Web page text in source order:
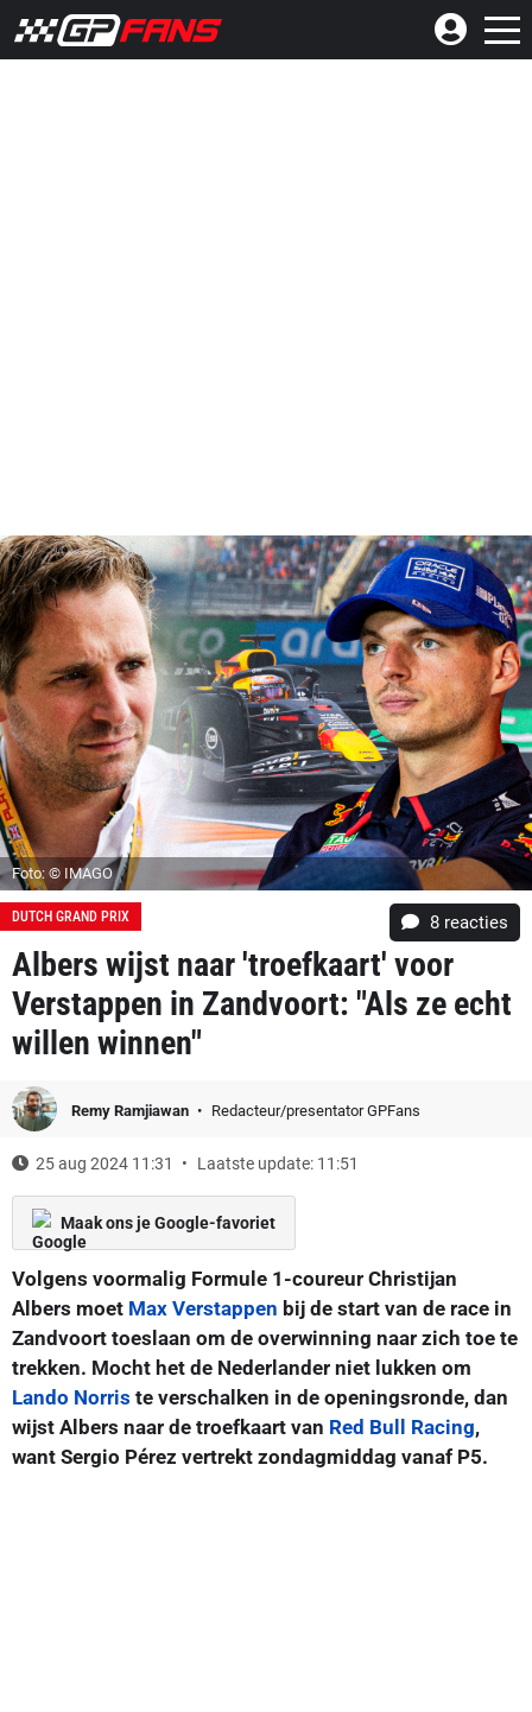
Foto: © IMAGO
DUTCH GRAND PRIX 8 reacties
Albers wijst naar 'troefkaart' voor
Verstappen in Zandvoort: "Als ze echt
willen winnen"
Remy Ramjiawan Redacteur/presentator GPFans
25 aug 2024 11:31 Laatste update: 11:51
Maak ons je Google-favoriet
Volgens voormalig Formule 1-coureur Christijan
Albers moet Max Verstappen bij de start van de race in
Zandvoort toeslaan om de overwinning naar zich toe te
trekken. Mocht het de Nederlander niet lukken om
Lando Norris te verschalken in de openingsronde, dan
wijst Albers naar de troefkaart van Red Bull Racing,
want Sergio Pérez vertrekt zondagmiddag vanaf P5.